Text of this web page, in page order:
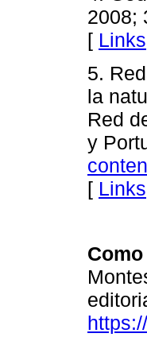
2008;
[ Links
5.
la
Red
y
[ Links